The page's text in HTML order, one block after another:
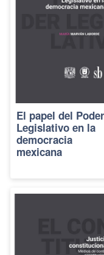
El papel del Poder
Legislativo en la
democracia
mexicana